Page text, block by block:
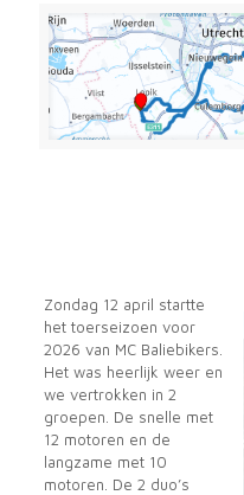
Zondag 12 april startte
het toerseizoen voor
2026 van MC Baliebikers.
Het was heerlijk weer en
we vertrokken in 2
groepen. De snelle met
12 motoren en de
langzame met 10
motoren. De 2 duo’s